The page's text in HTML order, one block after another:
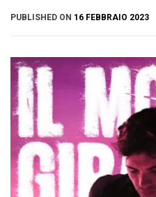
PUBLISHED ON 16 FEBBRAIO 2023